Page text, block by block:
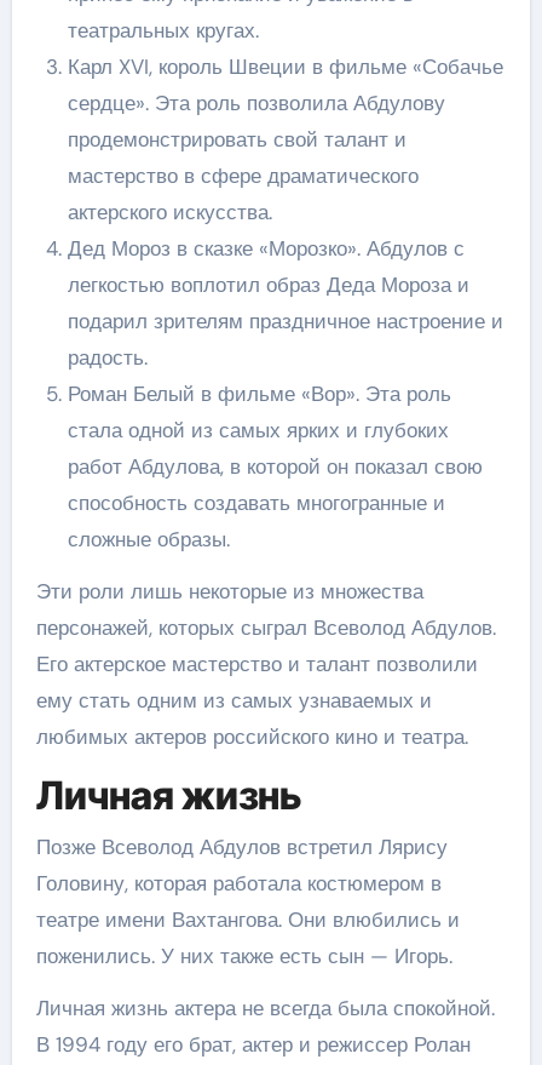
театральных кругах.
Карл XVI, король Швеции в фильме «Собачье
сердце». Эта роль позволила Абдулову
продемонстрировать свой талант и
мастерство в сфере драматического
актерского искусства.
Дед Мороз в сказке «Морозко». Абдулов с
легкостью воплотил образ Деда Мороза и
подарил зрителям праздничное настроение и
радость.
Роман Белый в фильме «Вор». Эта роль
стала одной из самых ярких и глубоких
работ Абдулова, в которой он показал свою
способность создавать многогранные и
сложные образы.
Эти роли лишь некоторые из множества
персонажей, которых сыграл Всеволод Абдулов.
Его актерское мастерство и талант позволили
ему стать одним из самых узнаваемых и
любимых актеров российского кино и театра.
Личная жизнь
Позже Всеволод Абдулов встретил Лярису
Головину, которая работала костюмером в
театре имени Вахтангова. Они влюбились и
поженились. У них также есть сын — Игорь.
Личная жизнь актера не всегда была спокойной.
В 1994 году его брат, актер и режиссер Ролан